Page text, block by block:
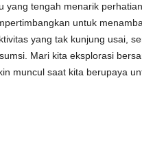
yang tengah menarik
untuk
yang tak kunjung usai,
Mari kita eksplorasi
muncul saat kita berupaya